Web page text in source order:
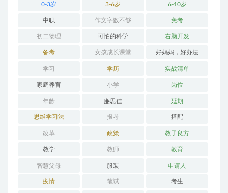
0-3岁 3-6岁 6-10岁
中职 作文字数不够 免考
初二物理 可怕的科学 右脑开发
备考 女孩成长课堂 好妈妈，好办法
学习 学历 实战清单
家庭养育 小学 岗位
年龄 廉思佳 延期
思维学习法 报考 搭配
改革 政策 教子良方
教学 教师 教育
智慧父母 服装 申请人
疫情 笔试 考生